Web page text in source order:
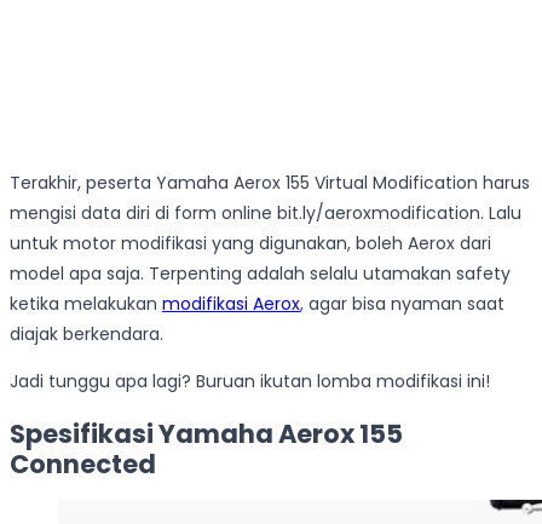
Terakhir, peserta Yamaha Aerox 155 Virtual Modification harus
mengisi data diri di form online bit.ly/aeroxmodification. Lalu
untuk motor modifikasi yang digunakan, boleh Aerox dari
model apa saja. Terpenting adalah selalu utamakan safety
ketika melakukan modifikasi Aerox, agar bisa nyaman saat
diajak berkendara.
Jadi tunggu apa lagi? Buruan ikutan lomba modifikasi ini!
Spesifikasi Yamaha Aerox 155
Connected